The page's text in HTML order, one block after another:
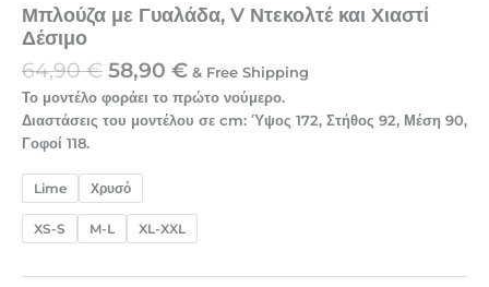
Μπλούζα με Γυαλάδα, V Ντεκολτέ και Χιαστί
Δέσιμο
64,90€ 58,90 € & Free Shipping
Το μοντέλο φοράει το πρώτο νούμερο.
Διαστάσεις του μοντέλου σε cm: Ύψος 172, Στήθος 92, Μέση 90,
Γοφοί 118.
Lime Χρυσό
XS-S M-L XL-XXL